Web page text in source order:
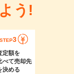
う!
STEP3
定額を
べて売却先
決める